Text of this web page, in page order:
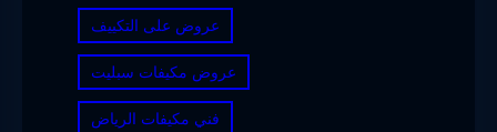
عروض على التكييف
عروض مكيفات سبليت
فني مكيفات الرياض